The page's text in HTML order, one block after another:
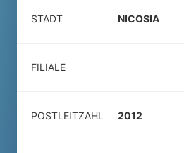
STADT NICOSIA
FILIALE
POSTLEITZAHL 2012